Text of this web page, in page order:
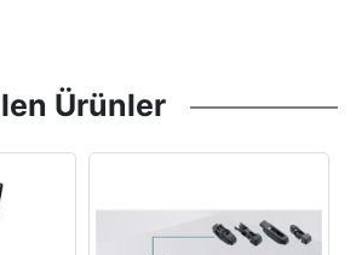
Ürünler